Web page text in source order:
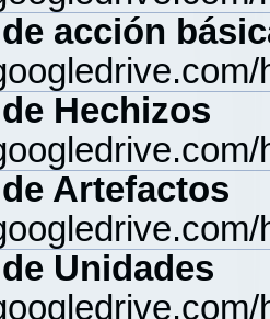
acción
Hechizos
Artefactos
Unidades